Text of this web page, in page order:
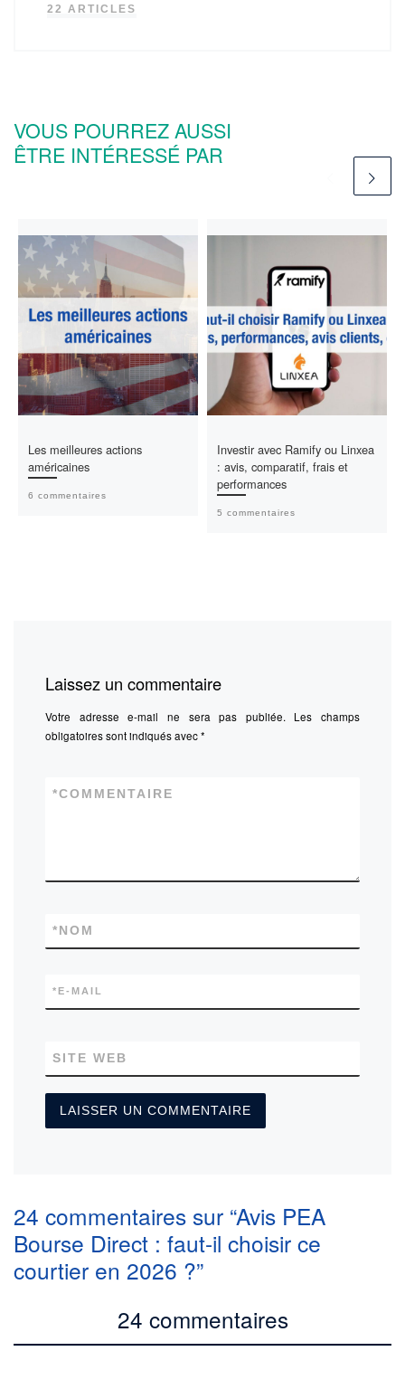
22 ARTICLES
VOUS POURREZ AUSSI
ÊTRE INTÉRESSÉ PAR
Les meilleures actions
américaines
6 commentaires
Investir avec Ramify ou Linxea
: avis, comparatif, frais et
performances
5 commentaires
Laissez un commentaire
Votre adresse e-mail ne sera pas publiée.
Les champs
obligatoires sont indiqués avec*
COMMENTAIRE
*
NOM
*
E-MAIL
*
SITE WEB
24 commentaires sur “Avis PEA
Bourse Direct : faut-il choisir ce
courtier en 2026 ?”
24 commentaires